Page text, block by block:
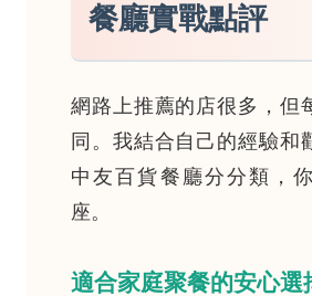
餐廳實戰點評
網路上推薦的店很多，但
同。我結合自己的經驗和
中友百貨餐廳分分類，
座。
適合家庭聚餐的安心選